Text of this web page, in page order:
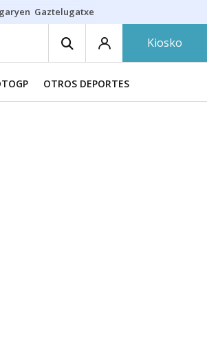
Gaztelugatxe
Kiosko
OTROS DEPORTES